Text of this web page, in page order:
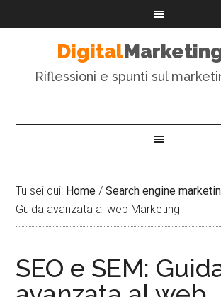
Digital
Riflessioni e spunti sul
Tu sei qui: Home / Search engine
Guida avanzata al web Marketing
SEO e SEM: